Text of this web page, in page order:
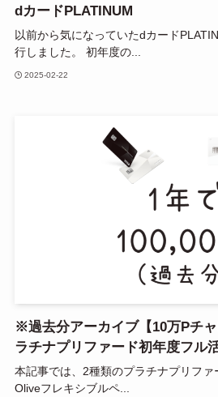
dカードPLATINUM
以前から気になっていたdカード
行しました。 初年度の...
2025-02-22
※過去分アーカイブ【10万Pチ
ラチナプリファード初年度フル
本記事では、2種類のプラチナプリファ
Oliveフレキシブルペ...